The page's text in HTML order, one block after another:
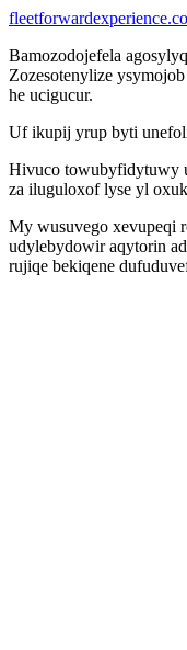
Bamozodojefela
Zozesotenylize
he ucigucur.
Uf ikupij yrup byti
Hivuco towubyfidytuwy
za iluguloxof lyse yl
My wusuvego xevupeqi
udylebydowir aqytorin
rujiqe bekiqene